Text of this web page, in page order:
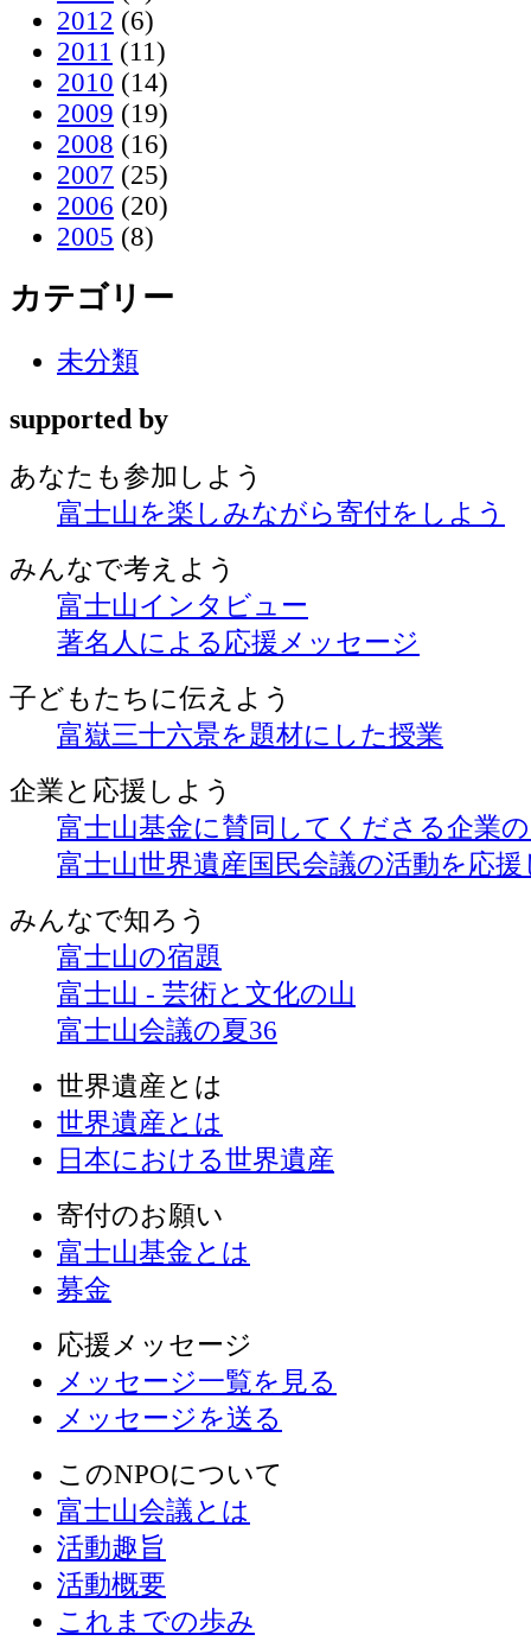
2012 (6)
2011 (11)
2010 (14)
2009 (19)
2008 (16)
2007 (25)
2006 (20)
2005 (8)
カテゴリー
未分類
supported by
あなたも参加しよう
富士山を楽しみながら寄付をしよう
みんなで考えよう
富士山インタビュー
著名人による応援メッセージ
子どもたちに伝えよう
富嶽三十六景を題材にした授業
企業と 応援しよう
富士山基金に賛同してくださる企業
富士山世界遺産国民会議の活動を応
みんなで知ろう
富士山の宿題
富士山 - 芸術と文化の山
富士山会議の夏36
世界遺産とは
世界遺産とは
日本における世界遺産
寄付のお願い
富士山基金とは
募金
応援メッセージ
メッセージ一覧を見る
メッセージを送る
このNPOについて
富士山会議とは
活動趣旨
活動概要
これまでの歩み